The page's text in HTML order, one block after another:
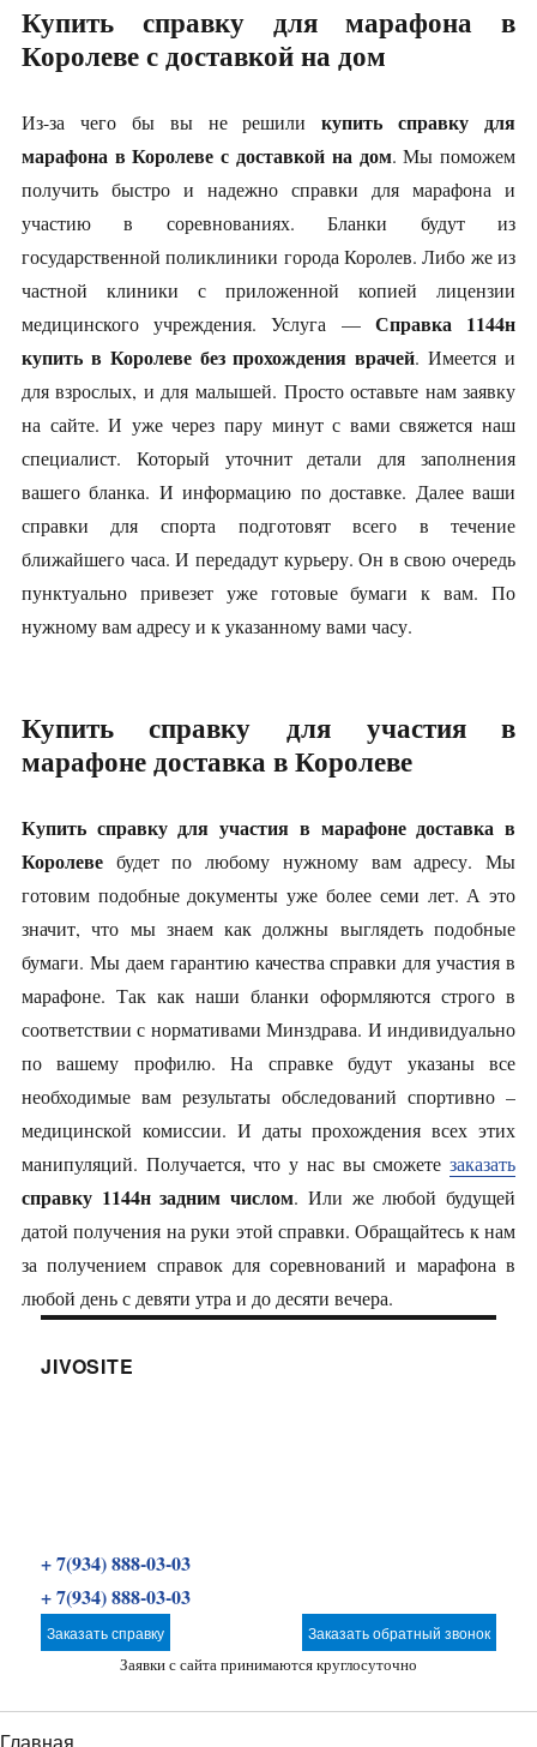
Купить справку для марафона в
Королеве с доставкой на дом
Из-за чего бы вы не решиликупить справку для
марафона в Королеве с доставкой на дом. Мы поможем
получить быстро и надежно справки для марафона и
участию в соревнованиях. Бланки будут из
государственной поликлиники города Королев. Либо же из
частной клиники с приложенной копией лицензии
медицинского учреждения. Услуга — Справка 1144н
купить в Королеве без прохождения врачей. Имеется и
для взрослых, и для малышей. Просто оставьте нам заявку
на сайте. И уже через пару минут с вами свяжется наш
специалист. Который уточнит детали для заполнения
вашего бланка. И информацию по доставке. Далее ваши
справки для спорта подготовят всего в течение
ближайшего часа. И передадут курьеру. Он в свою очередь
пунктуально привезет уже готовые бумаги к вам. По
нужному вам адресу и к указанному вами часу.
Купить справку для участия в
марафоне доставка в Королеве
Купить справку для участия в марафоне доставка в
Королевебудет по любому нужному вам адресу. Мы
готовим подобные документы уже более семи лет. А это
значит, что мы знаем как должны выглядеть подобные
бумаги. Мы даем гарантию качества справки для участия в
марафоне. Так как наши бланки оформляются строго в
соответствии с нормативами Минздрава. И индивидуально
по вашему профилю. На справке будут указаны все
необходимые вам результаты обследований спортивно –
медицинской комиссии. И даты прохождения всех этих
манипуляций. Получается, что у нас вы сможетезаказать
справку 1144н задним числом. Или же любой будущей
датой получения на руки этой справки. Обращайтесь к нам
за получением справок для соревнований и марафона в
любой день с девяти утра и до десяти вечера.
JIVOSITE
+ 7(934) 888-03-03
+ 7(934) 888-03-03
Заказать справку Заказать обратный звонок
Заявки с сайта принимаются круглосуточно
Главная